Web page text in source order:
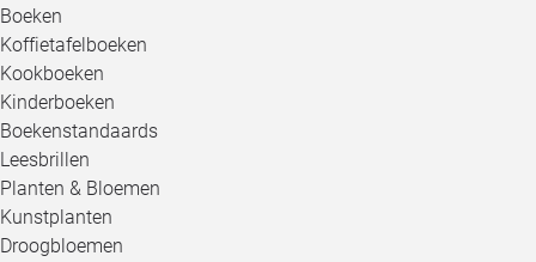
Boeken
Koffietafelboeken
Kookboeken
Kinderboeken
Boekenstandaards
Leesbrillen
Planten & Bloemen
Kunstplanten
Droogbloemen